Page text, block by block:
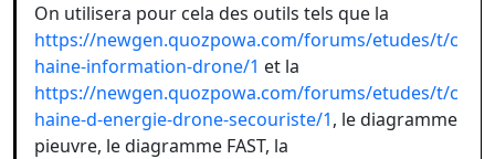
On utilisera pour cela des outils tels que la
https://newgen.quozpowa.com/forums/etudes/t/c
haine-information-drone/1 et la
https://newgen.quozpowa.com/forums/etudes/t/c
haine-d-energie-drone-secouriste/1, le diagramme
pieuvre, le diagramme FAST, la